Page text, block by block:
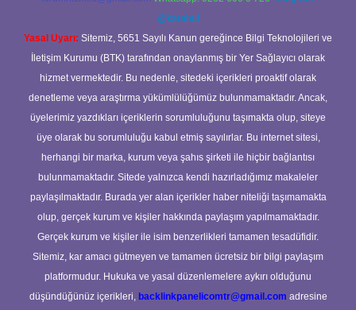
@karabul
Yasal Uyarı: Sitemiz, 5651 Sayılı Kanun gereğince Bilgi Teknolojileri ve
İletişim Kurumu (BTK) tarafından onaylanmış bir Yer Sağlayıcı olarak
hizmet vermektedir. Bu nedenle, sitedeki içerikleri proaktif olarak
denetleme veya araştırma yükümlülüğümüz bulunmamaktadır. Ancak,
üyelerimiz yazdıkları içeriklerin sorumluluğunu taşımakta olup, siteye
üye olarak bu sorumluluğu kabul etmiş sayılırlar. Bu internet sitesi,
herhangi bir marka, kurum veya şahıs şirketi ile hiçbir bağlantısı
bulunmamaktadır. Sitede yalnızca kendi hazırladığımız makaleler
paylaşılmaktadır. Burada yer alan içerikler haber niteliği taşımamakta
olup, gerçek kurum ve kişiler hakkında paylaşım yapılmamaktadır.
Gerçek kurum ve kişiler ile isim benzerlikleri tamamen tesadüfidir.
Sitemiz, kar amacı gütmeyen ve tamamen ücretsiz bir bilgi paylaşım
platformudur. Hukuka ve yasal düzenlemelere aykırı olduğunu
düşündüğünüz içerikleri, backlinkpanelicomtr@gmail.com adresine